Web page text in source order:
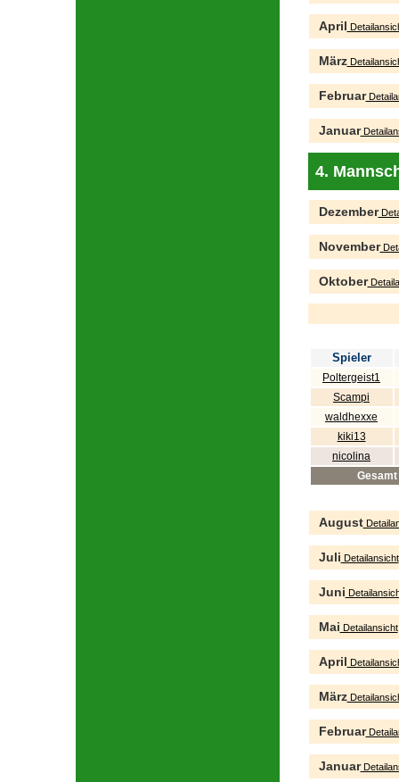
April
März
Februar
Januar
4.
Dezember
November
Oktober
Spieler
Poltergeist1
Scampi
waldhexxe
kiki13
nicolina
Gesamt
August
Juli Detailansicht
Juni
Mai Detailansicht
April
März
Februar
Januar